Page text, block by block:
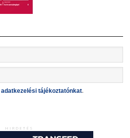
adatkezelési tájékoztatónkat.
HIRDETÉS